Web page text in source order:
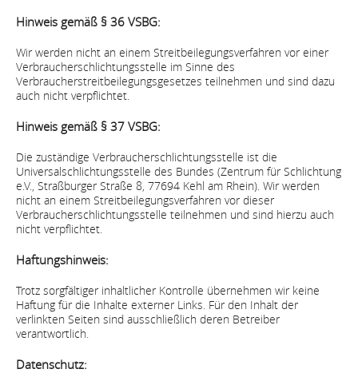
Hinweis gemäß § 36 VSBG:
Wir werden nicht an einem Streitbeilegungsverfahren vor einer
Verbraucherschlichtungsstelle im Sinne des
Verbraucherstreitbeilegungsgesetzes teilnehmen und sind dazu
auch nicht verpflichtet.
Hinweis gemäß § 37 VSBG:
Die zuständige Verbraucherschlichtungsstelle ist die
Universalschlichtungsstelle des Bundes (Zentrum für Schlichtung
e.V., Straßburger Straße 8, 77694 Kehl am Rhein). Wir werden
nicht an einem Streitbeilegungsverfahren vor dieser
Verbraucherschlichtungsstelle teilnehmen und sind hierzu auch
nicht verpflichtet.
Haftungshinweis:
Trotz sorgfältiger inhaltlicher Kontrolle übernehmen wir keine
Haftung für die Inhalte externer Links. Für den Inhalt der
verlinkten Seiten sind ausschließlich deren Betreiber
verantwortlich.
Datenschutz: